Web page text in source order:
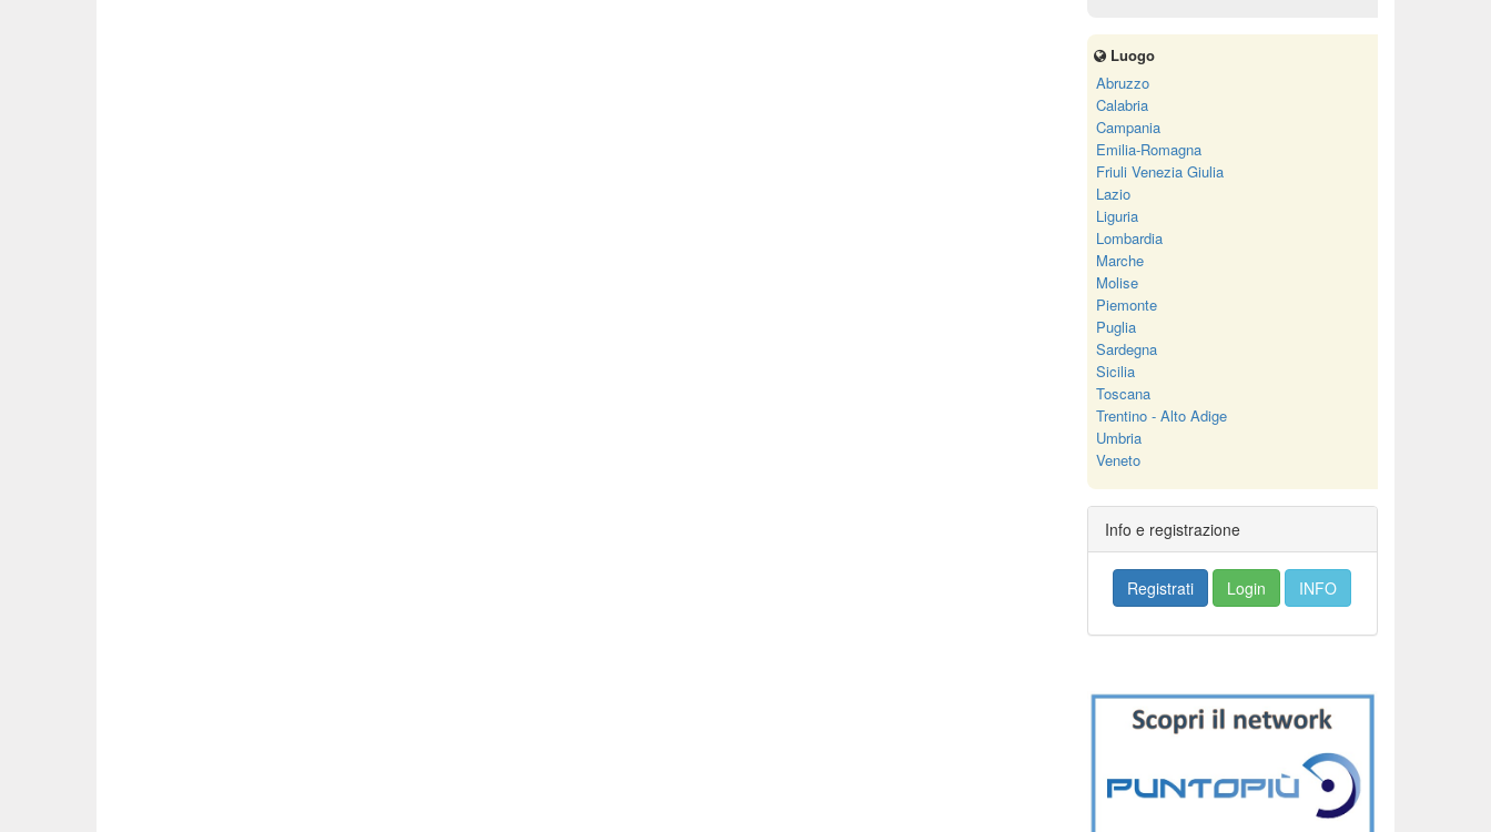
Luogo
Abruzzo
Calabria
Campania
Emilia-Romagna
Friuli Venezia Giulia
Lazio
Liguria
Lombardia
Marche
Molise
Piemonte
Puglia
Sardegna
Sicilia
Toscana
Trentino - Alto Adige
Umbria
Veneto
Info e registrazione
Registrati Login INFO